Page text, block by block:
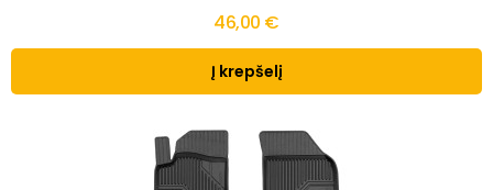
46,00 €
Į krepšelį